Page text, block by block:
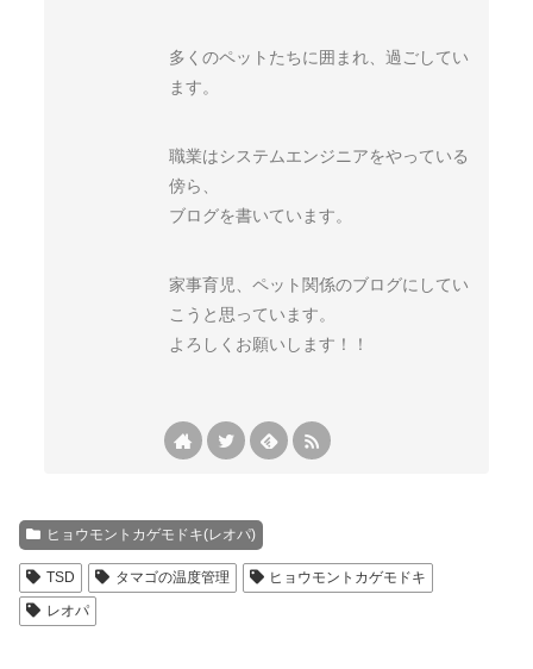
多くのペットたちに囲まれ、過ごしてい
ます。
職業はシステムエンジニアをやっている
傍ら、
ブログを書いています。
家事育児、ペット関係のブログにしてい
こうと思っています。
よろしくお願いします！！
ヒョウモントカゲモドキ(レオパ)
TSD タマゴの温度管理
ヒョウモントカゲモドキ
レオパ